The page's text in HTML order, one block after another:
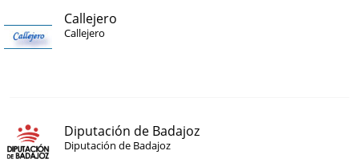
Callejero
Callejero
Diputación de Badajoz
Diputación de Badajoz